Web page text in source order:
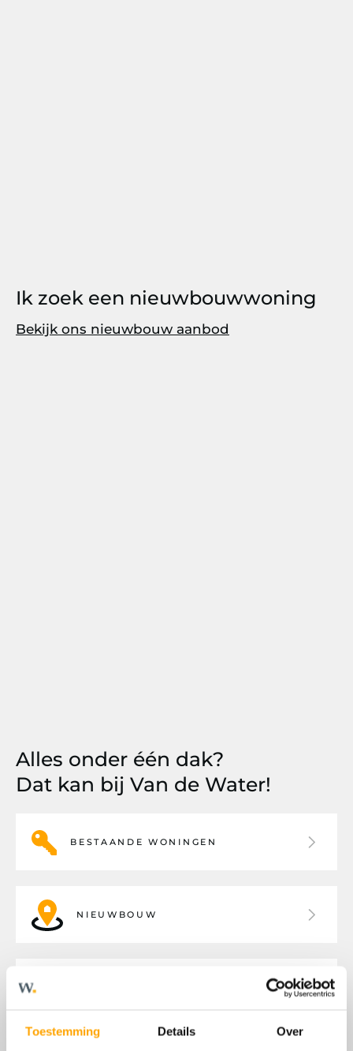
Toestemming Details Over
Ik zoek een nieuwbouwwoning
Bekijk ons nieuwbouw aanbod
Alles onder één dak?
Dat kan bij Van de Water!
BESTAANDE WONINGEN
NIEUWBOUW